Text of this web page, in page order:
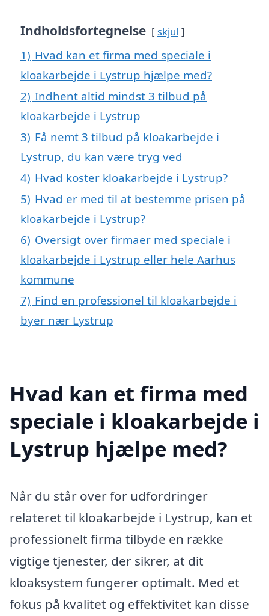
Indholdsfortegnelse skjul
1) Hvad kan et firma med speciale i
kloakarbejde i Lystrup hjælpe med?
2) Indhent altid mindst 3 tilbud på
kloakarbejde i Lystrup
3) Få nemt 3 tilbud på kloakarbejde i
Lystrup, du kan være tryg ved
4) Hvad koster kloakarbejde i Lystrup?
5) Hvad er med til at bestemme prisen på
kloakarbejde i Lystrup?
6) Oversigt over firmaer med speciale i
kloakarbejde i Lystrup eller hele Aarhus
kommune
7) Find en professionel til kloakarbejde i
byer nær Lystrup
Hvad kan et firma med
speciale i kloakarbejde i
Lystrup hjælpe med?
Når du står over for udfordringer
relateret til kloakarbejde i Lystrup, kan et
professionelt firma tilbyde en række
vigtige tjenester, der sikrer, at dit
kloaksystem fungerer optimalt. Med et
fokus på kvalitet og effektivitet kan disse